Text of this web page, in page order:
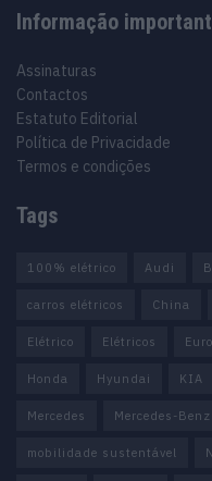
Informação
Assinaturas
Contactos
Estatuto Editorial
Política de Privacidade
Termos e condições
Tags
100% elétrico Audi
carros elétricos China
Elétrico Elétricos
Honda Hyundai KIA
Mercedes Mercedes-Benz
mobilidade sustentável